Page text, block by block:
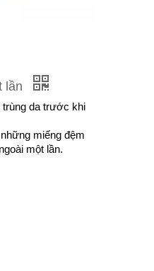
lần
trùng da trước khi
miếng đệm
một lần.